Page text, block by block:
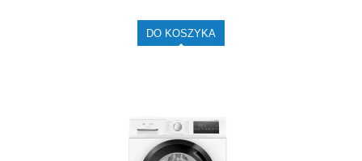
DO KOSZYKA